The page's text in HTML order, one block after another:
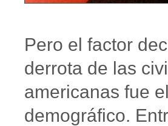
Pero el factor
derrota de las
americanas fue
demográfico.